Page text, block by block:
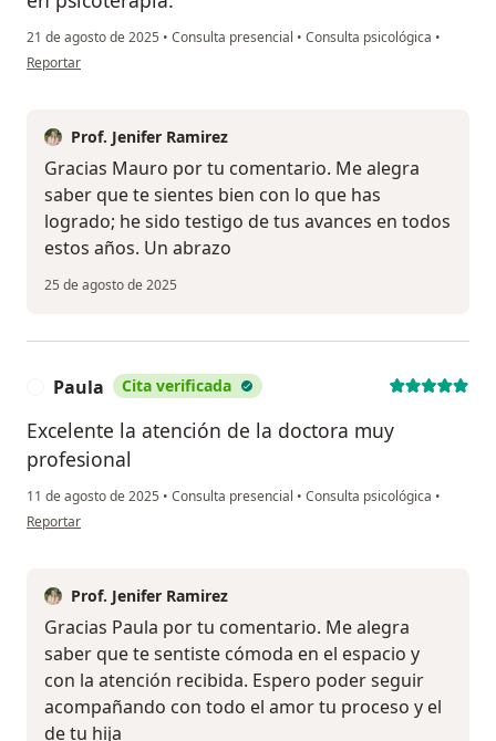
21 de agosto de 2025 • Consulta presencial • Consulta psicológica •
en opinión del usuario Mauricio Medina
Reportar
Prof. Jenifer Ramirez
Gracias Mauro por tu comentario. Me alegra
saber que te sientes bien con lo que has
logrado; he sido testigo de tus avances en todos
estos años. Un abrazo
25 de agosto de 2025
Paula Cita verificada
Excelente la atención de la doctora muy
profesional
11 de agosto de 2025 • Consulta presencial • Consulta psicológica •
en opinión del usuario Paula
Reportar
Prof. Jenifer Ramirez
Gracias Paula por tu comentario. Me alegra
saber que te sentiste cómoda en el espacio y
con la atención recibida. Espero poder seguir
acompañando con todo el amor tu proceso y el
de tu hija